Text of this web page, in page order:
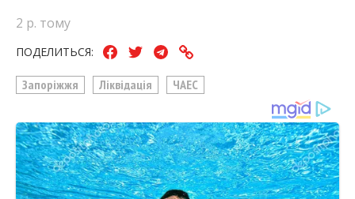
2 р. тому
ПОДЕЛИТЬСЯ:
Запоріжжя Ліквідація ЧАЕС